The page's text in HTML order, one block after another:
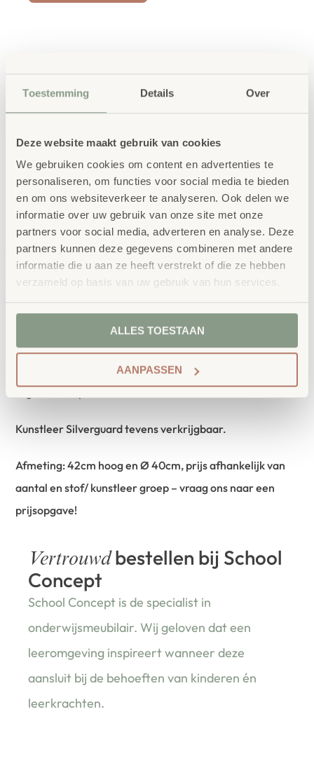
Toestemming Details Over
Deze website maakt gebruik van cookies
We gebruiken cookies om content en advertenties te
personaliseren, om functies voor social media te bieden
en om ons websiteverkeer te analyseren. Ook delen we
informatie over uw gebruik van onze site met onze
partners voor social media, adverteren en analyse. Deze
partners kunnen deze gegevens combineren met andere
informatie die u aan ze heeft verstrekt of die ze hebben
verzameld op basis van uw gebruik van hun services.
ALLES TOESTAAN
AANPASSEN
Productbeschrijving
Onze ACTIVE gestoffeerde zitelementen creëren
discussiëren of ontspannen.
De elementen kunnen eenvoudig naar de juiste plek
worden verplaatst. Of het nu in de BSO ruimte, de
leeromgeving, de personeelskamer, de bibliotheek of in
de gang is, de ACTIVE-serie zorgt voor de juiste “feel
good” sfeer.
Een aangenaam, zacht zitcomfort zorgt voor langdurig
zitcomfort. De zorgvuldig geselecteerde
bekledingsstoffen voelen aangenaam zacht aan en zijn
zeer duurzaam. We hebben alle bekledingsstoffen
Kunstleer Silverguard tevens verkrijgbaar.
Afmeting: 42cm hoog en Ø 40cm, prijs afhankelijk van
aantal en stof/ kunstleer groep – vraag ons naar een
prijsopgave!
Vertrouwdbestellen bij School
Concept
School Concept is de specialist in
onderwijsmeubilair. Wij geloven dat een
leeromgeving inspireert wanneer deze
aansluit bij de behoeften van kinderen én
leerkrachten.